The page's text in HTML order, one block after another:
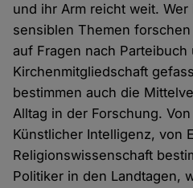
und ihr Arm reicht weit.
sensiblen Themen
auf Fragen nach Parteibuch
Kirchenmitgliedschaft
bestimmen auch die
Alltag in der Forschung.
Künstlicher Intelligenz, von
Religionswissenschaft
Politiker in den Landtagen,